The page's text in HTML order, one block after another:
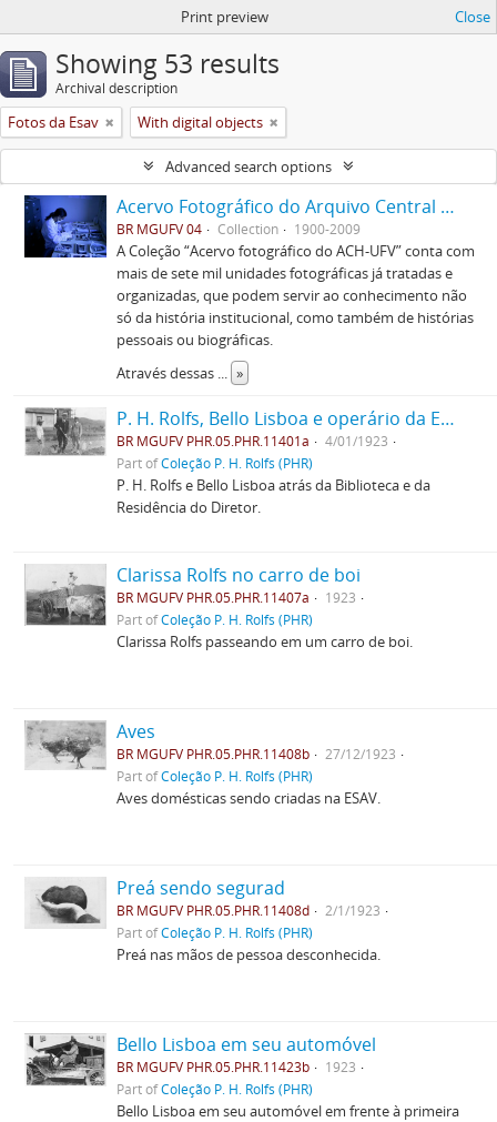
Print preview Close
Showing 53 results
Archival description
Fotos da Esav With digital objects
Advanced search options
Acervo Fotográfico do Arquivo Central Histórico da UFV
BR MGUFV 04 Collection 1900-2009
A Coleção “Acervo fotográfico do ACH-UFV” conta com
mais de sete mil unidades fotográficas já tratadas e
organizadas, que podem servir ao conhecimento não
só da história institucional, como também de histórias
pessoais ou biográficas.
Através dessas ... »
P. H. Rolfs, Bello Lisboa e operário da ESAV
BR MGUFV PHR.05.PHR.11401a
4/01/1923
Part ofColeção P. H. Rolfs (PHR)
P. H. Rolfs e Bello Lisboa atrás da Biblioteca e da
Residência do Diretor.
Clarissa Rolfs no carro de boi
BR MGUFV PHR.05.PHR.11407a
1923
Part ofColeção P. H. Rolfs (PHR)
Clarissa Rolfs passeando em um carro de boi.
Aves
BR MGUFV PHR.05.PHR.11408b
27/12/1923
Part ofColeção P. H. Rolfs (PHR)
Aves domésticas sendo criadas na ESAV.
Preá sendo segurad
BR MGUFV PHR.05.PHR.11408d
2/1/1923
Part ofColeção P. H. Rolfs (PHR)
Preá nas mãos de pessoa desconhecida.
Bello Lisboa em seu automóvel
BR MGUFV PHR.05.PHR.11423b
1923
Part ofColeção P. H. Rolfs (PHR)
Bello Lisboa em seu automóvel em frente à primeira